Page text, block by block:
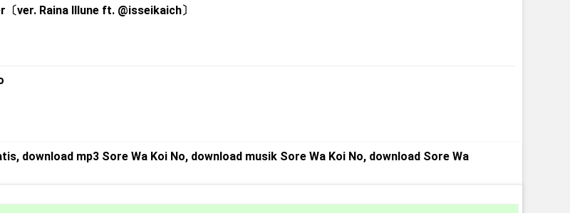
ver. Raina Illune ft. @isseikaich〕
download mp3 Sore Wa Koi No, download musik Sore Wa Koi No, download Sore Wa